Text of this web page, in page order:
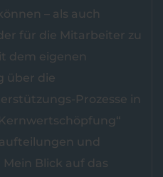
– als auch
für die Mitarbeiter zu
dem eigenen
über die
Prozesse in
und
Blick auf das